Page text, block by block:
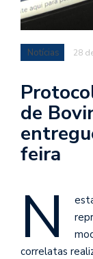
Notícias 28
de
feira
N
correlatas